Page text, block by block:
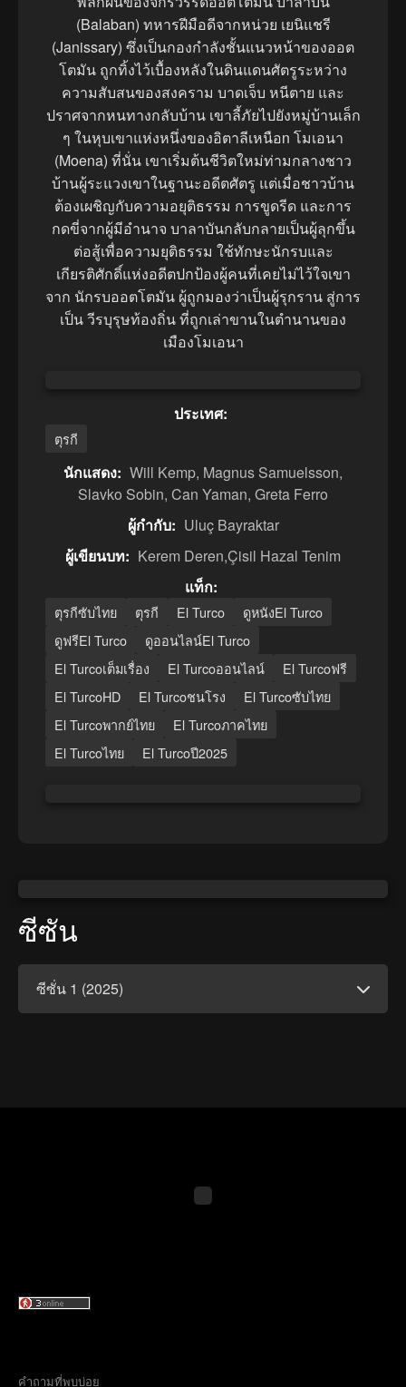
(Balaban) ทหารฝีมือดีจากหน่วย เยนิแชรี
(Janissary) ซึ่งเป็นกองกำลังชั้นแนวหน้าของออต
โตมัน ถูกทิ้งไว้เบื้องหลังในดินแดนศัตรูระหว่าง
ความสับสนของสงคราม บาดเจ็บ หนีตาย และ
ปราศจากหนทางกลับบ้าน เขาลี้ภัยไปยังหมู่บ้านเล็ก
ๆ ในหุบเขาแห่งหนึ่งของอิตาลีเหนือn โมเอนา
(Moena) ที่นั่น เขาเริ่มต้นชีวิตใหม่ท่ามกลางชาว
บ้านผู้ระแวงเขาในฐานะอดีตศัตรู แต่เมื่อชาวบ้าน
ต้องเผชิญกับความอยุติธรรม การขูดรีด และการ
กดขี่จากผู้มีอำนาจ บาลาบันกลับกลายเป็นผู้ลุกขึ้น
ต่อสู้เพื่อความยุติธรรม ใช้ทักษะนักรบและ
เกียรติศักดิ์แห่งอดีตปกป้องผู้คนที่เคยไม่ไว้ใจเขา
จาก นักรบออตโตมัน ผู้ถูกมองว่าเป็นผู้รุกราน สู่การ
เป็น วีรบุรุษท้องถิ่น ที่ถูกเล่าขานในตำนานของ
เมืองโมเอนา
ประเทศ:
ตุรกี
นักแสดง: Will Kemp, Magnus Samuelsson,
Slavko Sobin, Can Yaman, Greta Ferro
ผู้กำกับ: Uluç Bayraktar
ผู้เขียนบท: Kerem Deren,Çisil Hazal Tenim
แท็ก:
ตุรกีซับไทย ตุรกี El Turco
ดูหนังEl Turco
ดูฟรีEl Turco
ดูออนไลน์El Turco
El Turcoเต็มเรื่อง
El Turcoออนไลน์
El Turcoฟรี
El TurcoHD
El Turcoชนโรง
El Turcoซับไทย
El Turcoพากย์ไทย
El Turcoภาคไทย
El Turcoไทย
El Turcoปี2025
ซีซัน
ซีซั่น 1 (2025)
คำถามที่พบบ่อย